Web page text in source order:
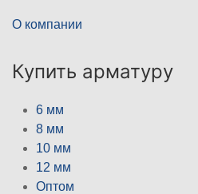
О компании
Купить арматуру
6 мм
8 мм
10 мм
12 мм
Оптом